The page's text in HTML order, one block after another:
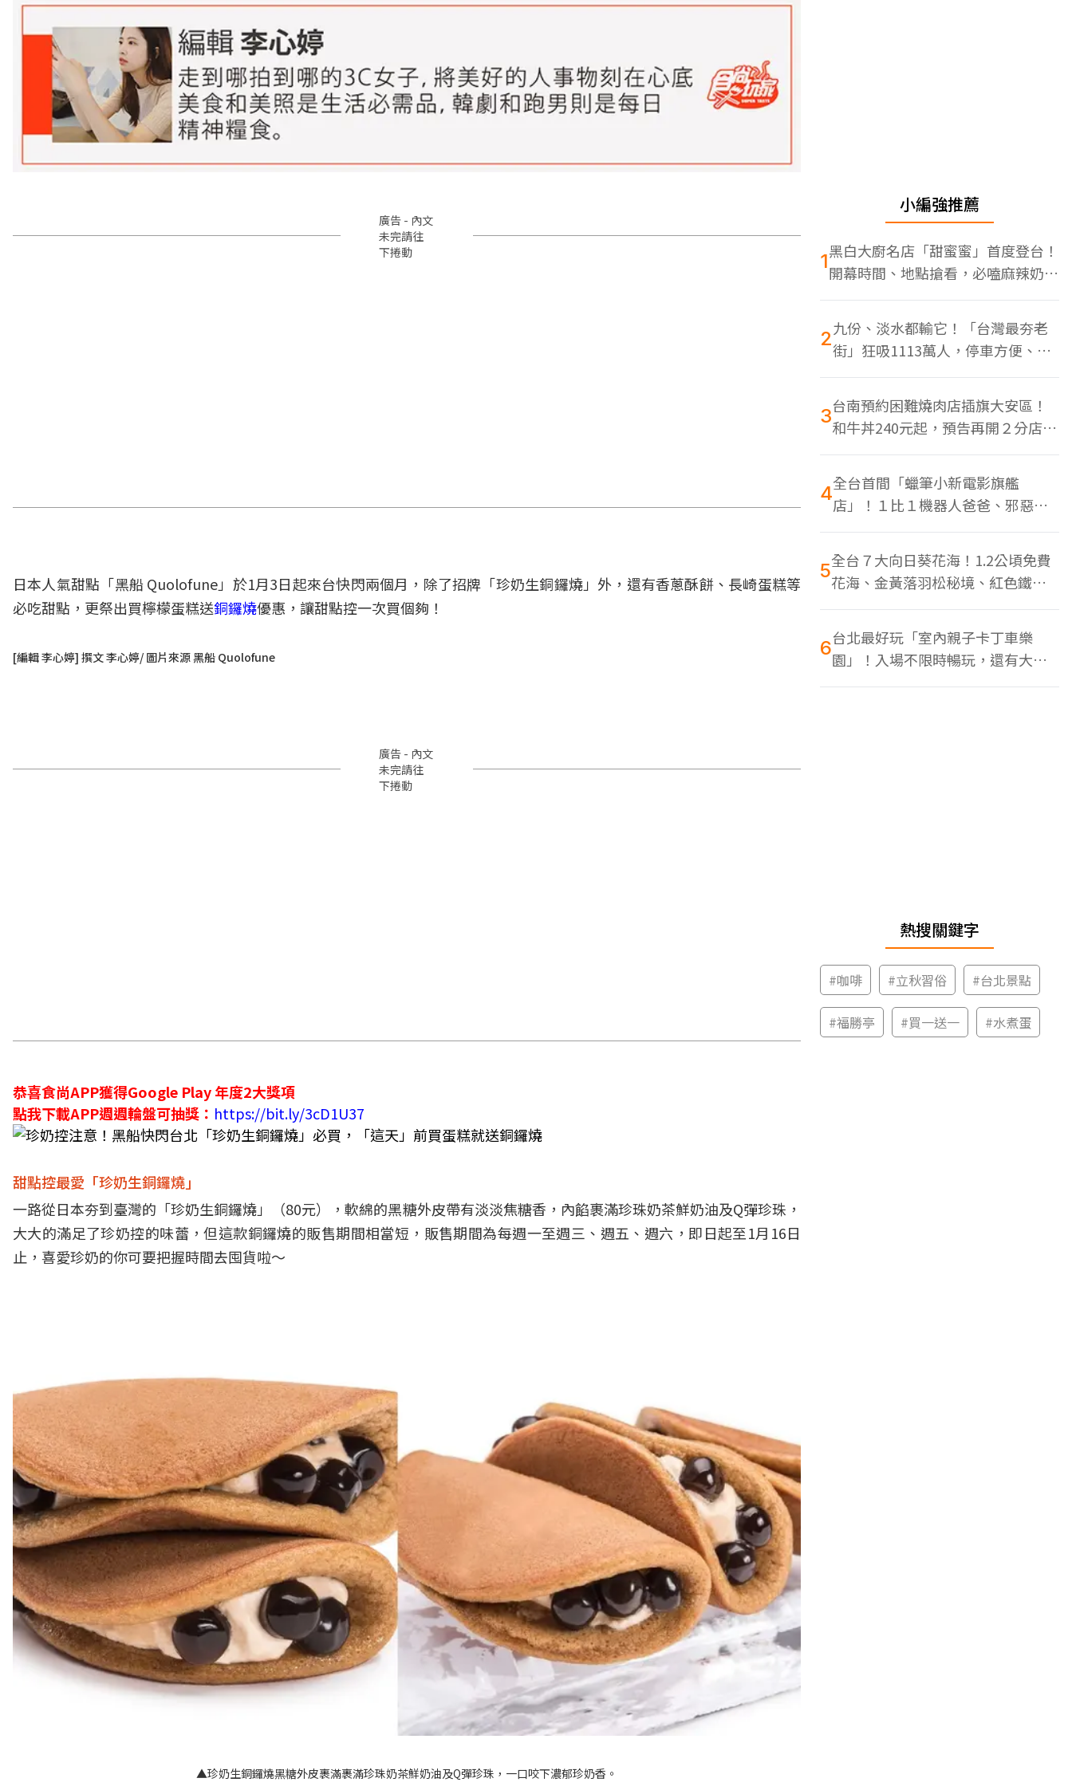
廣告 - 內文
未完請往
下捲動
日本人氣甜點「黑船 Quolofune」於1月3日起來台快閃兩個月，除了招牌「珍奶生銅鑼燒」外，還有香蔥酥餅、長崎蛋糕等
必吃甜點，更祭出買檸檬蛋糕送銅鑼燒優惠，讓甜點控一次買個夠！
[編輯 李心婷] 撰文 李心婷/ 圖片來源 黑船 Quolofune
廣告 - 內文
未完請往
下捲動
恭喜食尚APP獲得Google Play 年度2大獎項
點我下載APP週週輪盤可抽獎： https://bit.ly/3cD1U37
甜點控最愛「珍奶生銅鑼燒」
一路從日本夯到臺灣的「珍奶生銅鑼燒」（80元），軟綿的黑糖外皮帶有淡淡焦糖香，內餡裹滿珍珠奶茶鮮奶油及Q彈珍珠，
大大的滿足了珍奶控的味蕾，但這款銅鑼燒的販售期間相當短，販售期間為每週一至週三、週五、週六，即日起至1月16日
止，喜愛珍奶的你可要把握時間去囤貨啦～
▲珍奶生銅鑼燒黑糖外皮裹滿裹滿珍珠奶茶鮮奶油及Q彈珍珠，一口咬下濃郁珍奶香。
小編強推薦
1黑白大廚名店「甜蜜蜜」首度登台！
開幕時間、地點搶看，必嗑麻辣奶油
蝦
2九份、淡水都輸它！「台灣最夯老
街」狂吸1113萬人，停車方便、特
色美食多
3台南預約困難燒肉店插旗大安區！
和牛丼240元起，預告再開２分店、
地點曝光
4全台首間「蠟筆小新電影旗艦
店」！１比１機器人爸爸、邪惡正
男，百款周邊買翻
5全台７大向日葵花海！1.2公頃免費
花海、金黃落羽松秘境、紅色鐵橋
同框
6台北最好玩「室內親子卡丁車樂
園」！入場不限時暢玩，還有大螢
幕Switch遊戲區
熱搜關鍵字
#咖啡 #立秋習俗 #台北景點
#福勝亭 #買一送一 #水煮蛋